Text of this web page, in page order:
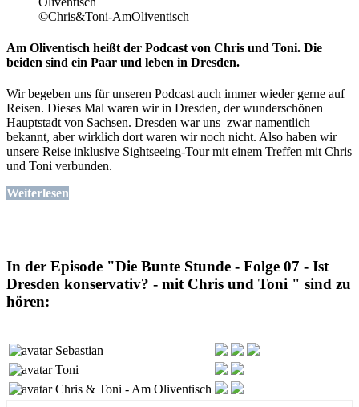
©Chris&Toni-AmOliventisch
Am Oliventisch heißt der Podcast von Chris und Toni. Die
beiden sind ein Paar und leben in Dresden.
Wir begeben uns für unseren Podcast auch immer wieder gerne auf
Reisen. Dieses Mal waren wir in Dresden, der wunderschönen
Hauptstadt von Sachsen. Dresden war uns zwar namentlich
bekannt, aber wirklich dort waren wir noch nicht. Also haben wir
unsere Reise inklusive Sightseeing-Tour mit einem Treffen mit Chris
und Toni verbunden.
Weiterlesen
In der Episode "Die Bunte Stunde - Folge 07 - Ist
Dresden konservativ? - mit Chris und Toni " sind zu
hören:
Sebastian
Toni
Chris & Toni - Am Oliventisch